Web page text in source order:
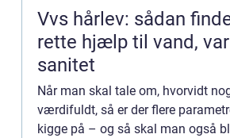
Vvs hårlev: sådan
rette hjælp til vand,
sanitet
Når man skal tale om, hvorvidt
værdifuldt, så er der flere
kigge på – og så skal man også